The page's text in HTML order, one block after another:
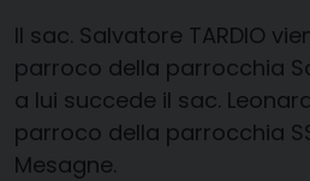
Il sac. Salvatore TARDIO
parroco della parrocchia
a lui succede il sac.
parroco della parrocchia
Mesagne.